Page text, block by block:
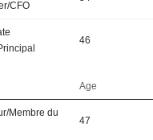
CFO
46
Age
Membre du
47